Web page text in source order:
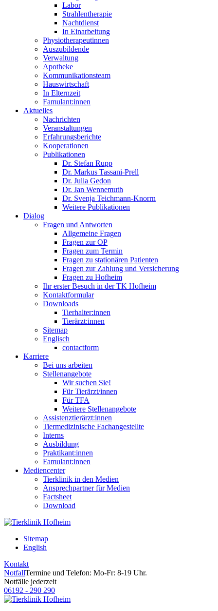
Labor
Strahlentherapie
Nachtdienst
In Einarbeitung
Physiotherapeutinnen
Auszubildende
Verwaltung
Apotheke
Kommunikationsteam
Hauswirtschaft
In Elternzeit
Famulant:innen
Aktuelles
Nachrichten
Veranstaltungen
Erfahrungsberichte
Kooperationen
Publikationen
Dr. Stefan Rupp
Dr. Markus Tassani-Prell
Dr. Julia Gedon
Dr. Jan Wennemuth
Dr. Svenja Teichmann-Knorrn
Weitere Publikationen
Dialog
Fragen und Antworten
Allgemeine Fragen
Fragen zur OP
Fragen zum Termin
Fragen zu stationären Patienten
Fragen zur Zahlung und Versicherung
Fragen zu Hofheim
Ihr erster Besuch in der TK Hofheim
Kontaktformular
Downloads
Tierhalter:innen
Tierärzt:innen
Sitemap
Englisch
contactform
Karriere
Bei uns arbeiten
Stellenangebote
Wir suchen Sie!
Für Tierärzt/innen
Für TFA
Weitere Stellenangebote
Assistenztierärzt:innen
Tiermedizinische Fachangestellte
Interns
Ausbildung
Praktikant:innen
Famulant:innen
Mediencenter
Tierklinik in den Medien
Ansprechpartner für Medien
Factsheet
Download
Sitemap
English
Kontakt
NotfallTermine und Telefon: Mo-Fr: 8-19 Uhr.
Notfälle jederzeit
06192 - 290 290